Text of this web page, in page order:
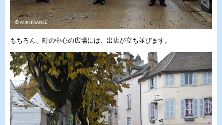
もちろん、町の中心の広場には、出店が立ち並びます。